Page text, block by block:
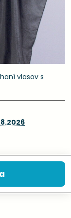
vlasov s